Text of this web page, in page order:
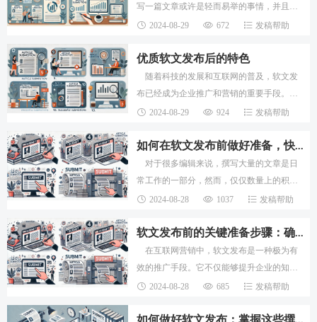
写一篇文章或许是轻而易举的事情，并且能
够快速生成高质量的内容。然而，对于新手
容易的
2024-08-29 672 发稿帮助
优质软文发布后的特色
随着科技的发展和互联网的普及，软文发
布已经成为企业推广和营销的重要手段。一
篇优质的软文不仅能够提升企业的知名度，
优质的
2024-08-29 924 发稿帮助
如何在软文发布前做好准备，快速打造爆款文章
对于很多编辑来说，撰写大量的文章是日
常工作的一部分，然而，仅仅数量上的积累
并不能保证软文的成功。如果想要真正让软
一些技
2024-08-28 1037 发稿帮助
软文发布前的关键准备步骤：确保更高的传播效果
在互联网营销中，软文发布是一种极为有
效的推广手段。它不仅能够提升企业的知名
度，还能为企业的产品和服务带来更多潜在
章的阅
2024-08-28 685 发稿帮助
如何做好软文发布：掌握这些撰写方法和方向